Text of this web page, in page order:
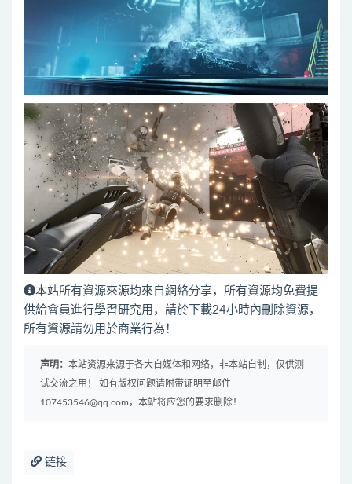
本站所有資源來源均來自網絡分享，所有資源均免費提
供給會員進行學習研究用，請於下載24小時內刪除資源，
所有資源請勿用於商業行為！
声明： 本站资源来源于各大自媒体和网络，非本站自制，仅供测
试交流之用！ 如有版权问题请附带证明至邮件
107453546@qq.com，本站将应您的要求删除！
链接